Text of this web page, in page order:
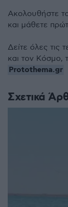
Σχετικά
Ακολουθήστε
και μάθετε
Δείτε όλες τις
και τον Κόσμο,
Protothema.gr